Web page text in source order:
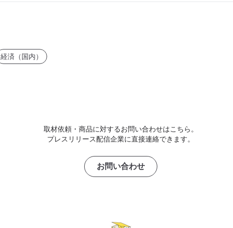
経済（国内）
取材依頼・商品に対するお問い合わせはこちら。
プレスリリース配信企業に直接連絡できます。
お問い合わせ